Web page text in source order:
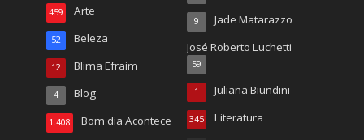
Arte
459
Beleza
52
Blima Efraim
12
Blog
4
Bom dia Acontece
1.408
Jade Matarazzo
9
José Roberto Luchetti
59
Juliana Biundini
1
Literatura
345